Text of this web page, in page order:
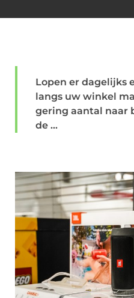
Lopen er dagelijks
langs uw winkel
gering aantal naar
de ...